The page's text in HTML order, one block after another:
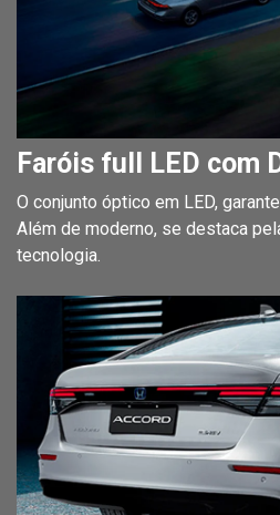
Faróis full LED com
O conjunto óptico em LED,
Além de moderno, se destaca
tecnologia.